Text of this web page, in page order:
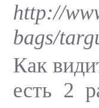
http://
bags/
Как
есть 2